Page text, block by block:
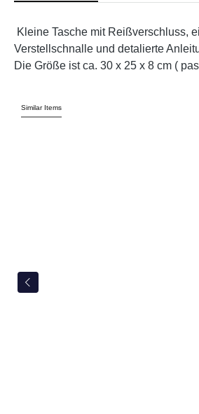
Kleine Tasche mit Reißverschluss,
Verstellschnalle und detalierte
Die Größe ist ca. 30 x 25 x 8 cm (
Similar Items